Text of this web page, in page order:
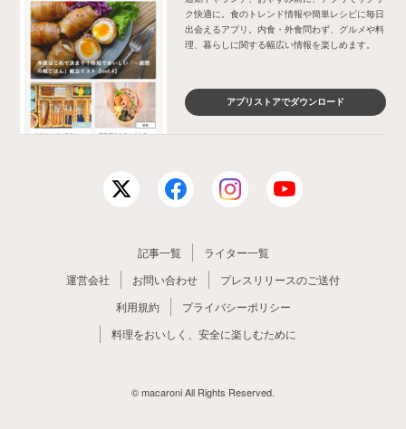
ク快適に。食のトレンド情報や簡単レシピに毎日
出会えるアプリ。内食・外食問わず、グルメや料
理、暮らしに関する幅広い情報を楽しめます。
アプリストアでダウンロード
記事一覧
ライター一覧
運営会社
お問い合わせ
プレスリリースのご送付
利用規約
プライバシーポリシー
料理をおいしく、安全に楽しむために
© macaroni All Rights Reserved.